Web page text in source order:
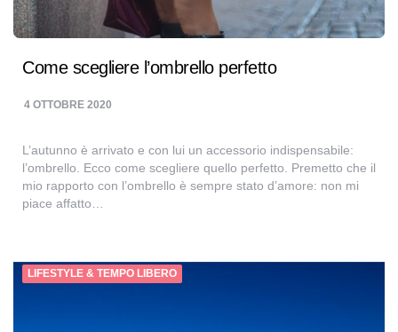
Come scegliere l’ombrello perfetto
4 OTTOBRE 2020
L’autunno è arrivato e con lui un accessorio indispensabile:
l’ombrello. Ecco come scegliere quello perfetto. Premetto che il
mio rapporto con l’ombrello è sempre stato d’amore: non mi
piace affatto…
LIFESTYLE & TEMPO LIBERO